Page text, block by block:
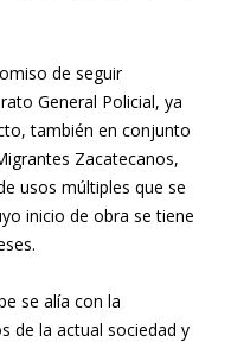
de seguir
General Policial, ya
también en conjunto
Zacatecanos,
usos múltiples que se
inicio de obra se tiene
se alía con la
de la actual sociedad y